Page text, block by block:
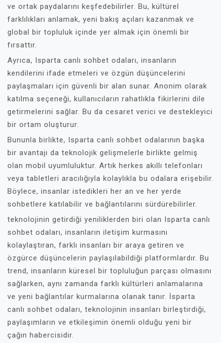
ve ortak paydalarını keşfedebilirler. Bu, kültürel
farklılıkları anlamak, yeni bakış açıları kazanmak ve
global bir topluluk içinde yer almak için önemli bir
fırsattır.
Ayrıca, Isparta canlı sohbet odaları, insanların
kendilerini ifade etmeleri ve özgün düşüncelerini
paylaşmaları için güvenli bir alan sunar. Anonim olarak
katılma seçeneği, kullanıcıların rahatlıkla fikirlerini dile
getirmelerini sağlar. Bu da cesaret verici ve destekleyici
bir ortam oluşturur.
Bununla birlikte, Isparta canlı sohbet odalarının başka
bir avantajı da teknolojik gelişmelerle birlikte gelmiş
olan mobil uyumluluktur. Artık herkes akıllı telefonları
veya tabletleri aracılığıyla kolaylıkla bu odalara erişebilir.
Böylece, insanlar istedikleri her an ve her yerde
sohbetlere katılabilir ve bağlantılarını sürdürebilirler.
teknolojinin getirdiği yeniliklerden biri olan Isparta canlı
sohbet odaları, insanların iletişim kurmasını
kolaylaştıran, farklı insanları bir araya getiren ve
özgürce düşüncelerin paylaşılabildiği platformlardır. Bu
trend, insanların küresel bir topluluğun parçası olmasını
sağlarken, aynı zamanda farklı kültürleri anlamalarına
ve yeni bağlantılar kurmalarına olanak tanır. İsparta
canlı sohbet odaları, teknolojinin insanları birleştirdiği,
paylaşımların ve etkileşimin önemli olduğu yeni bir
çağın habercisidir.